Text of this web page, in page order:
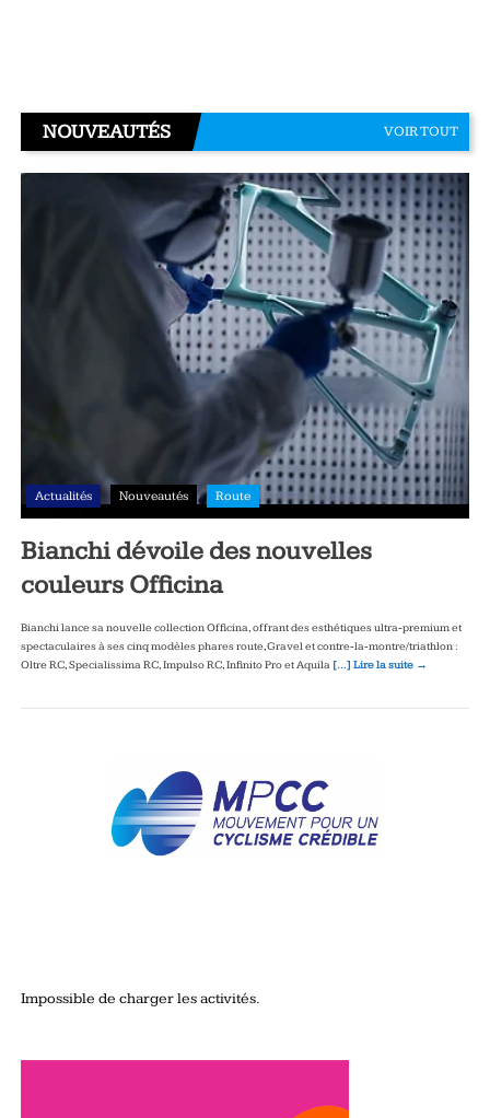
NOUVEAUTÉS VOIR TOUT
Actualités Nouveautés Route
Bianchi dévoile des nouvelles
couleurs Officina
Bianchi lance sa nouvelle collection Officina, offrant des esthétiques ultra‑premium et
spectaculaires à ses cinq modèles phares route, Gravel et contre‑la‑montre/triathlon :
Oltre RC, Specialissima RC, Impulso RC, Infinito Pro et Aquila […] Lire la suite →
Impossible de charger les activités.